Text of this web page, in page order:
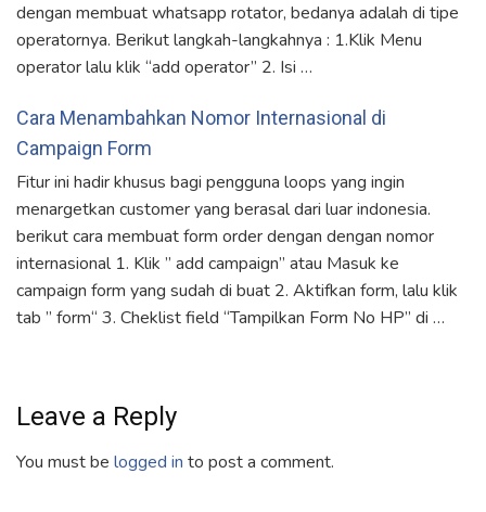
dengan membuat whatsapp rotator, bedanya adalah di tipe
operatornya. Berikut langkah-langkahnya : 1.Klik Menu
operator lalu klik “add operator” 2. Isi …
Cara Menambahkan Nomor Internasional di
Campaign Form
Fitur ini hadir khusus bagi pengguna loops yang ingin
menargetkan customer yang berasal dari luar indonesia.
berikut cara membuat form order dengan dengan nomor
internasional 1. Klik ” add campaign” atau Masuk ke
campaign form yang sudah di buat 2. Aktifkan form, lalu klik
tab ” form“ 3. Cheklist field “Tampilkan Form No HP” di …
Leave a Reply
You must be logged in to post a comment.